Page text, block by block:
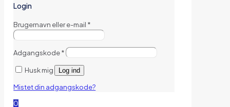
Login
Brugernavn eller e-mail *
Adgangskode*
Husk mig Log ind
Mistet din adgangskode?
0